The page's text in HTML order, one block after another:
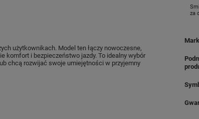
za
użytkownikach. Model ten łączy nowoczesne,
komfort i bezpieczeństwo jazdy. To idealny wybór
chcą rozwijać swoje umiejętności w przyjemny